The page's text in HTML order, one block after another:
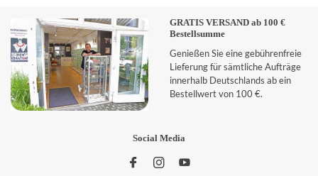
GRATIS VERSAND ab 100 €
Bestellsumme
Genießen Sie eine gebührenfreie
Lieferung für sämtliche Aufträge
innerhalb Deutschlands ab ein
Bestellwert von 100 €.
Social Media